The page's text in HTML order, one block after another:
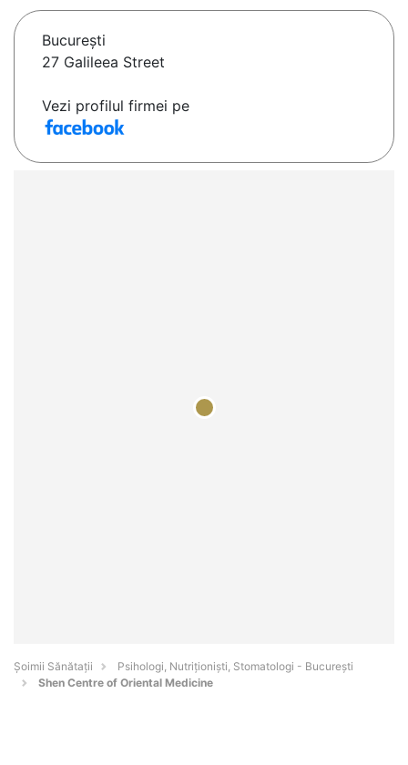
Bucureşti
27 Galileea Street
Vezi profilul firmei pe
Şoimii Sănătații
Psihologi, Nutriționiști, Stomatologi - Bucureşti
Shen Centre of Oriental Medicine